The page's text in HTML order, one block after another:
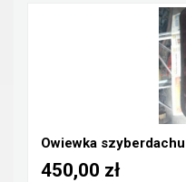
Owiewka
450,00 zł